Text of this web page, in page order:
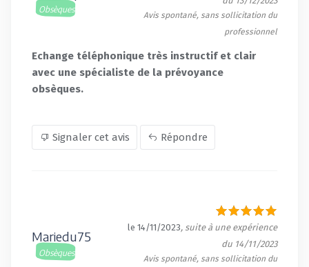
Obsèques
Avis spontané, sans sollicitation du
professionnel
Echange téléphonique très instructif et clair
avec une spécialiste de la prévoyance
obsèques.
Signaler cet avis Répondre
Mariedu75
Obsèques
le 14/11/2023, suite à une expérience
du 14/11/2023
Avis spontané, sans sollicitation du